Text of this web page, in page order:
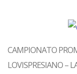
CAMPIONATO
LOVISPRESIANO –